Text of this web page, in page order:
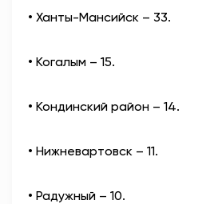
• Ханты-Мансийск – 33.
• Когалым – 15.
• Кондинский район – 14.
• Нижневартовск – 11.
• Радужный – 10.